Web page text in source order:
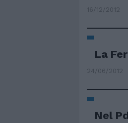
16/12/2012
La
24/06/2012
Nel